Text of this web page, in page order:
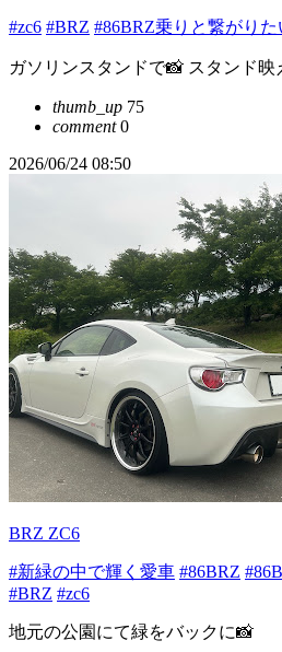
#zc6 #BRZ #86BRZ乗りと繋がりた
ガソリンスタンドで📸 スタンド映
thumb_up 75
comment0
2026/06/24 08:50
BRZ ZC6
#新緑の中で輝く愛車 #86BRZ
#BRZ #zc6
地元の公園にて緑をバックに📸